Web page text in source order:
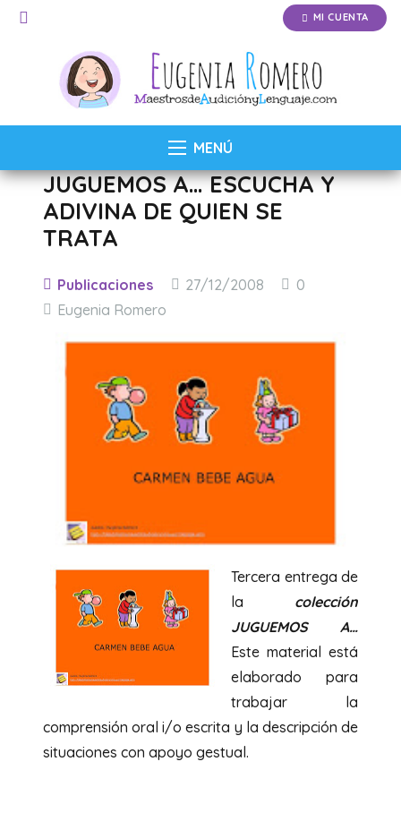
MI CUENTA
MENÚ
JUGUEMOS A… ESCUCHA Y
ADIVINA DE QUIEN SE
TRATA
Publicaciones 27/12/2008
0
Eugenia Romero
Tercera entrega de
la colección
JUGUEMOS A…
Este material está
elaborado para
trabajar la
comprensión oral i/o escrita y la descripción de
situaciones con apoyo gestual.